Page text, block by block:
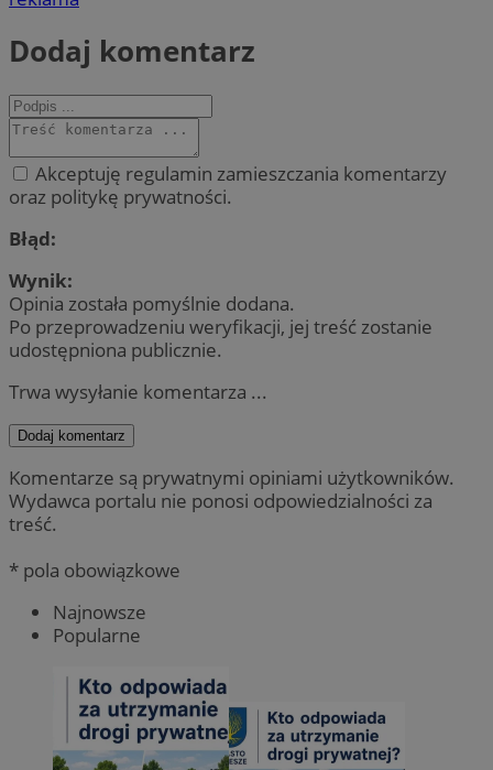
Dodaj komentarz
Akceptuję regulamin zamieszczania komentarzy
oraz politykę prywatności.
Błąd:
Wynik:
Opinia została pomyślnie dodana.
Po przeprowadzeniu weryfikacji, jej treść zostanie
udostępniona publicznie.
Trwa wysyłanie komentarza ...
Dodaj komentarz
Komentarze są prywatnymi opiniami użytkowników.
Wydawca portalu nie ponosi odpowiedzialności za
treść.
* pola obowiązkowe
Najnowsze
Popularne